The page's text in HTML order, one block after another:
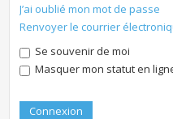
J’ai oublié mon mot de passe
Renvoyer le courrier
Se souvenir de moi
Masquer mon statut en